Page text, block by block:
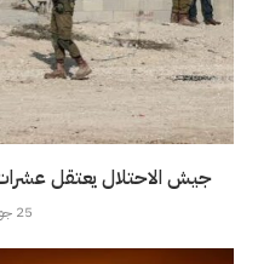
جيش الاحتلال يعتقل
25 جويلية، 2026